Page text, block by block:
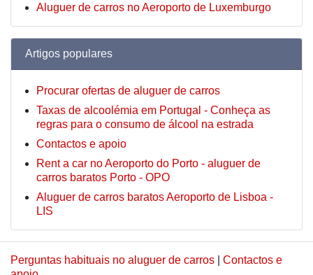
Aluguer de carros no Aeroporto de Luxemburgo
Artigos populares
Procurar ofertas de aluguer de carros
Taxas de alcoolémia em Portugal - Conheça as
regras para o consumo de álcool na estrada
Contactos e apoio
Rent a car no Aeroporto do Porto - aluguer de
carros baratos Porto - OPO
Aluguer de carros baratos Aeroporto de Lisboa -
LIS
Perguntas habituais no aluguer de carros
Contactos e